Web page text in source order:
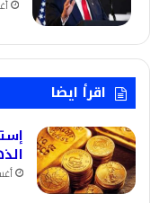
اقرأ ايضا
الذهب